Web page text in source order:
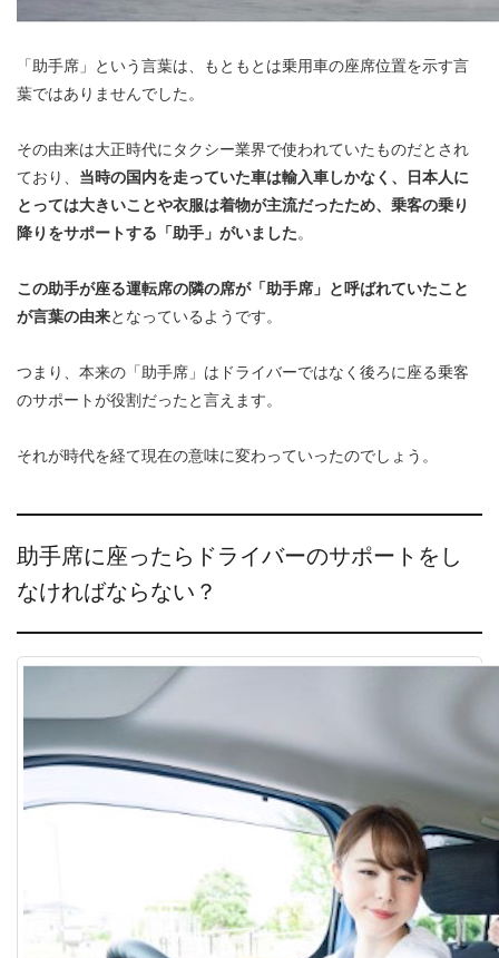
「助手席」という言葉は、もともとは乗用車の座席位置を示す言
葉ではありませんでした。
その由来は大正時代にタクシー業界で使われていたものだとされ
ており、 当時の国内を走っていた車は輸入車しかなく、日本人に
とっては大きいことや衣服は着物が主流だったため、乗客の乗り
降りをサポートする「助手」がいました。
この助手が座る運転席の隣の席が「助手席」と呼ばれていたこと
が言葉の由来となっているようです。
つまり、本来の「助手席」はドライバーではなく後ろに座る乗客
のサポートが役割だったと言えます。
それが時代を経て現在の意味に変わっていったのでしょう。
助手席に座ったらドライバーのサポートをし
なければならない？